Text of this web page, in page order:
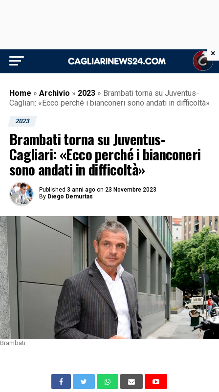
Home » Archivio » 2023 » Brambati torna su Juventus-
Cagliari: «Ecco perché i bianconeri sono andati in difficoltà»
2023
Brambati torna su Juventus-
Cagliari: «Ecco perché i bianconeri
sono andati in difficoltà»
Published 3 anni ago on 23 Novembre 2023
By Diego Demurtas
Brambati
×